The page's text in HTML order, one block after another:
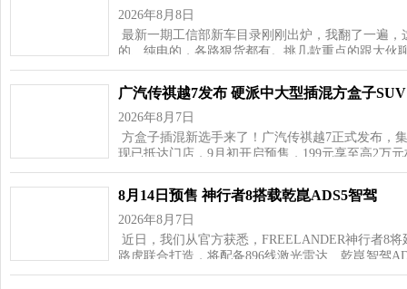
2026年8月8日
最新一期工信部新车目录刚刚出炉，我翻了一遍
的、纯电的，各路狠货都有。挑几款重点的跟大伙
广汽传祺越7发布 硬派中大型插混方盒子SUV
2026年8月7日
方盒子插混新选手来了！广汽传祺越7正式发布，
现已抵达门店，9月初开启预售，199元享至高2万
8月14日预售 神行者8搭载乾崑ADS5智驾
2026年8月7日
近日，我们从官方获悉，FREELANDER神行者8
路虎联合打造，将配备896线激光雷达、乾崑智驾